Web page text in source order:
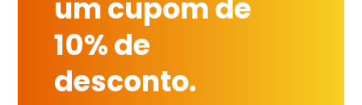
um cupom de
10% de
desconto.